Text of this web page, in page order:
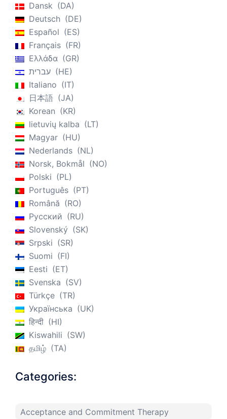
Dansk
DA
Deutsch
DE
Español
ES
Français
FR
Ελλάδα
GR
עברית
HE
Italiano
IT
日本語
JA
Korean
KR
lietuvių kalba
LT
Magyar
HU
Nederlands
NL
Norsk, Bokmål
NO
Polski
PL
Português
PT
Română
RO
Русский
RU
Slovenský
SK
Srpski
SR
Suomi
FI
Eesti
ET
Svenska
SV
Türkçe
TR
Українська
UK
हिन्दी
HI
Kiswahili
SW
தமிழ்
TA
Categories:
Acceptance and Commitment Therapy